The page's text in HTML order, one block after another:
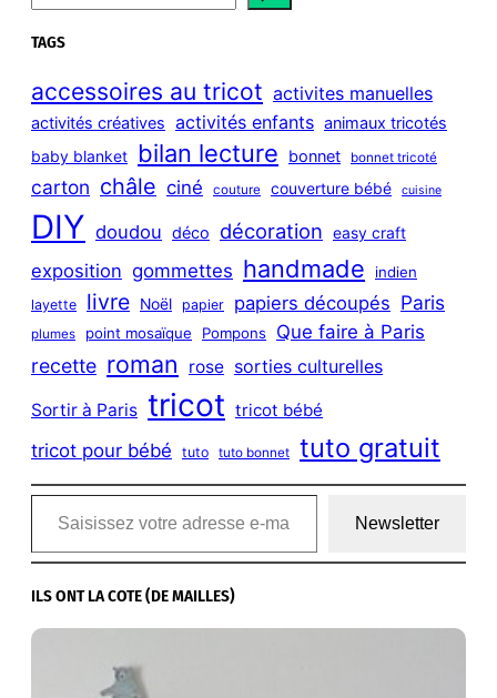
e
a
c
h
TAGS
accessoires au tricot activites manuelles
activités créatives activités enfants animaux tricotés
baby blanket bilan lecture bonnet bonnet tricoté
carton châle ciné couture couverture bébé cuisine
DIY doudou déco décoration easy craft
exposition gommettes handmade indien
layette livre Noël papier papiers découpés Paris
plumes point mosaïque Pompons Que faire à Paris
recette roman rose sorties culturelles
Sortir à Paris tricot tricot bébé
tricot pour bébé tuto tuto bonnet tuto gratuit
Saisissez votre adresse e-mail…
Newsletter
ILS ONT LA COTE (DE MAILLES)